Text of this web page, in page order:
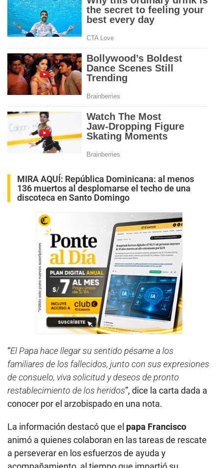
MIRA AQUÍ: República Dominicana: al menos
136 muertos al desplomarse el techo de una
discoteca en Santo Domingo
“El Papa hace llegar su sentido pésame a los
familiares de los fallecidos, junto con sus expresiones
de consuelo, viva solicitud y deseos de pronto
restablecimiento de los heridos”, dice la carta dada a
conocer por el arzobispado en una nota.
La información destacó que el papa Francisco
animó a quienes colaboran en las tareas de rescate
a perseverar en los esfuerzos de ayuda y